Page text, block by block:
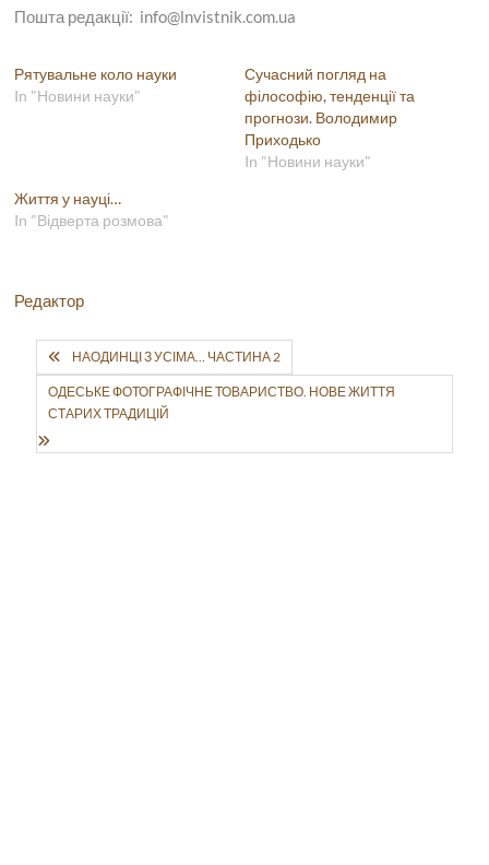
Пошта редакції: info@lnvistnik.com.ua
Рятувальне коло науки
In "Новини науки"
Сучасний погляд на
філософію, тенденції та
прогнози. Володимир
Приходько
In "Новини науки"
Життя у науці…
In "Відверта розмова"
Редактор
НАОДИНЦІ З УСІМА… ЧАСТИНА 2
ОДЕСЬКЕ ФОТОГРАФІЧНЕ ТОВАРИСТВО. НОВЕ ЖИТТЯ
СТАРИХ ТРАДИЦІЙ